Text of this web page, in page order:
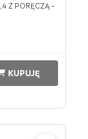
Z PORĘCZĄ -
KUPUJĘ